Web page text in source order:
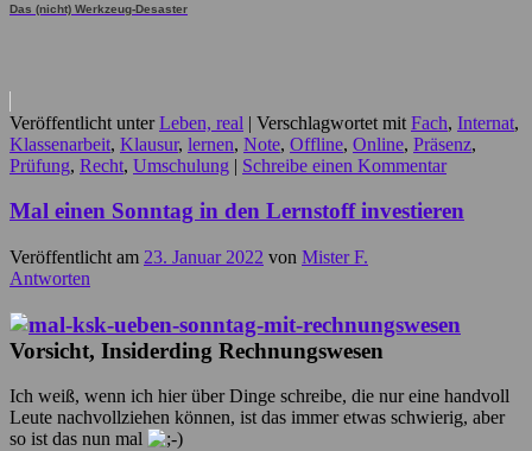
Das (nicht) Werkzeug-Desaster
Veröffentlicht unter Leben, real | Verschlagwortet mit Fach, Internat,
Klassenarbeit, Klausur, lernen, Note, Offline, Online, Präsenz,
Prüfung, Recht, Umschulung | Schreibe einen Kommentar
Mal einen Sonntag in den Lernstoff investieren
Veröffentlicht am 23. Januar 2022 von Mister F.
Antworten
Vorsicht, Insiderding Rechnungswesen
Ich weiß, wenn ich hier über Dinge schreibe, die nur eine handvoll
Leute nachvollziehen können, ist das immer etwas schwierig, aber
so ist das nun mal